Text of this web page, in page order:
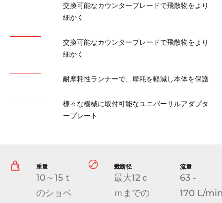
交換可能なカウンターブレードで飛散物をより
細かく
交換可能なカウンターブレードで飛散物をより
細かく
耐摩耗性ランナーで、摩耗を軽減し本体を保護
様々な機械に取付可能なユニバーサルアダプタ
ープレート
重量
10～15ｔ
のショベ
裁断径
最大12ｃ
ｍまでの
流量
63 -
170 L/